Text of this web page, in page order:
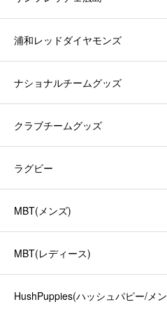
浦和レッドダイヤモンズ
ナショナルチームグッズ
クラブチームグッズ
ラグビー
MBT(メンズ)
MBT(レディース)
HushPuppies(ハッシュパピー/メン